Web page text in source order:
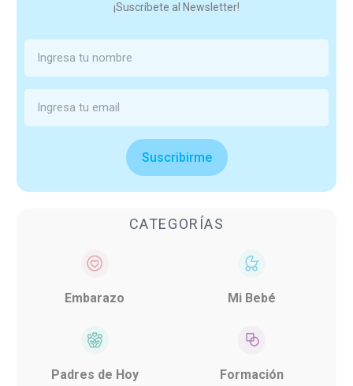
¡Suscríbete al Newsletter!
Suscribirme
CATEGORÍAS
Embarazo Mi Bebé
Padres de Hoy Formación